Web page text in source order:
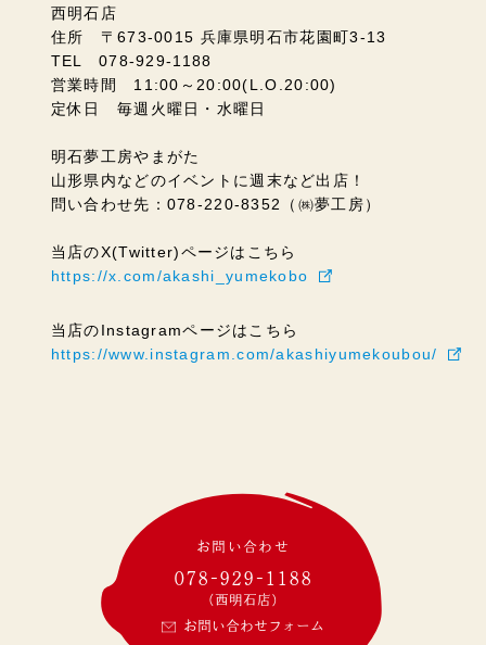
西明石店
住所 〒673-0015 兵庫県明石市花園町3-13
TEL 078-929-1188
営業時間 11:00～20:00(L.O.20:00)
定休日 毎週火曜日・水曜日
明石夢工房やまがた
山形県内などのイベントに週末など出店！
問い合わせ先：078-220-8352（㈱夢工房）
当店のX(Twitter)ページはこちら
https://x.com/akashi_yumekobo
当店のInstagramページはこちら
https://www.instagram.com/akashiyumekoubou/
お問い合わせ
078-929-1188
(西明石店)
お問い合わせフォーム